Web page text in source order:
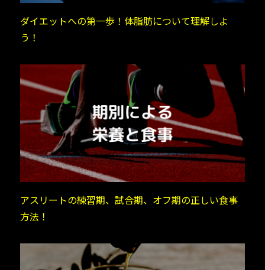
ダイエットへの第一歩！体脂肪について理解しよ
う！
アスリートの練習期、試合期、オフ期の正しい食事
方法！